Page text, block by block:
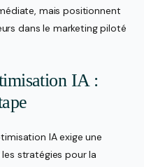
mais positionnent
dans le marketing piloté
IA :
IA exige une
stratégies pour la